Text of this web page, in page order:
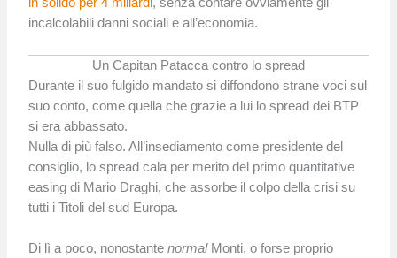
in solido per 4 miliardi, senza contare ovviamente gli
incalcolabili danni sociali e all’economia.
Un Capitan Patacca contro lo spread
Durante il suo fulgido mandato si diffondono strane voci sul
suo conto, come quella che grazie a lui lo spread dei BTP
si era abbassato.
Nulla di più falso. All’insediamento come presidente del
consiglio, lo spread cala per merito del primo quantitative
easing di Mario Draghi, che assorbe il colpo della crisi su
tutti i Titoli del sud Europa.
Di lì a poco, nonostantenormalMonti, o forse proprio